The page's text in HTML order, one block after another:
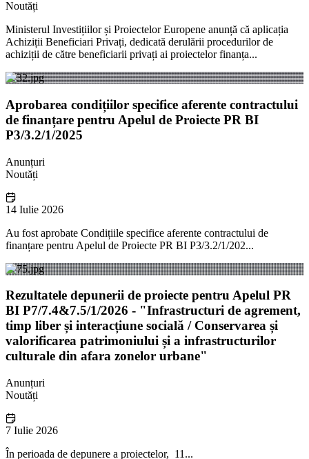
Noutăți
Ministerul Investițiilor și Proiectelor Europene anunță că aplicația
Achiziții Beneficiari Privați, dedicată derulării procedurilor de
achiziții de către beneficiarii privați ai proiectelor finanța...
Aprobarea condițiilor specifice aferente contractului
de finanțare pentru Apelul de Proiecte PR BI
P3/3.2/1/2025
Anunțuri
Noutăți
14 Iulie 2026
Au fost aprobate Condițiile specifice aferente contractului de
finanțare pentru Apelul de Proiecte PR BI P3/3.2/1/202...
Rezultatele depunerii de proiecte pentru Apelul PR
BI P7/7.4&7.5/1/2026 - "Infrastructuri de agrement,
timp liber și interacțiune socială / Conservarea și
valorificarea patrimoniului și a infrastructurilor
culturale din afara zonelor urbane"
Anunțuri
Noutăți
7 Iulie 2026
În perioada de depunere a proiectelor, 11...